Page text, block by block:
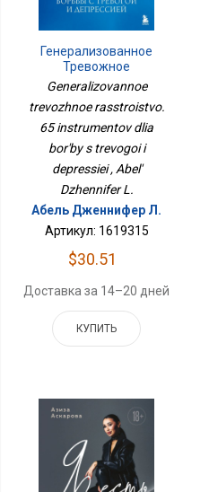
Генерализованное
Тревожное
Расстройство. 65
Борьбы С Тревогой И
Депрессией
Generalizovannoe
trevozhnoe rasstroistvo.
65 instrumentov dlia
bor'by s trevogoi i
depressiei , Abel'
Dzhennifer L.
Абель Дженнифер Л.
Артикул: 1619315
$30.51
Доставка за 14–20 дней
КУПИТЬ